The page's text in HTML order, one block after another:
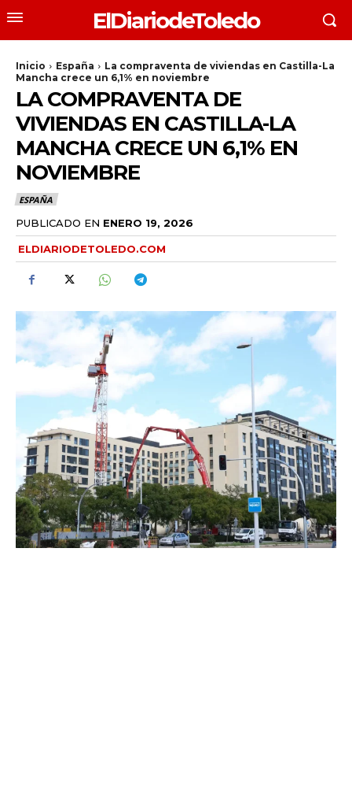
ElDiariodeToledo
Inicio España
La compraventa de viviendas en Castilla-La
Mancha crece un 6,1% en noviembre
LA COMPRAVENTA DE
VIVIENDAS EN CASTILLA-LA
MANCHA CRECE UN 6,1% EN
NOVIEMBRE
ESPAÑA
PUBLICADO EN ENERO 19, 2026
ELDIARIODETOLEDO.COM